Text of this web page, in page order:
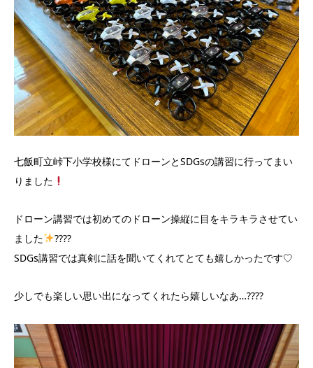
七飯町立峠下小学校様にてドローンとSDGsの講習に行ってまい
りました
ドローン講習では初めてのドローン操縦に目をキラキラさせてい
ました
????
SDGs講習では真剣に話を聞いてくれてとても嬉しかったです♡
少しでも楽しい思い出になってくれたら嬉しいなあ…????